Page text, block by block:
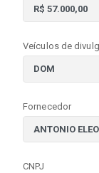
Veículos de
Fornecedor
CNPJ